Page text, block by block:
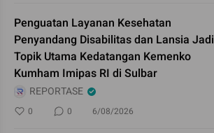
Penguatan Layanan Kesehatan
Penyandang Disabilitas dan Lansia Jadi
Topik Utama Kedatangan Kemenko
Kumham Imipas RI di Sulbar
REPORTASE
0 0 6/08/2026